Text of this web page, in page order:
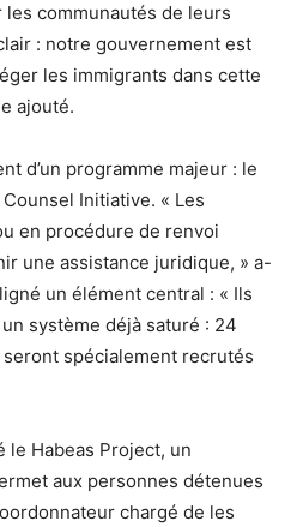
les communautés de leurs
: notre gouvernement est
les immigrants dans cette
ajouté.
d’un programme majeur : le
Initiative. « Les
en procédure de renvoi
une assistance juridique, » a-
un élément central : « Ils
système déjà saturé : 24
spécialement recrutés
le Habeas Project, un
aux personnes détenues
chargé de les